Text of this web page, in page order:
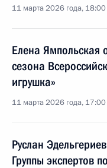
11 марта 2026 года, 18:00
Елена Ямпольская
сезона
игрушка»
11 марта 2026 года, 17:00
Руслан
Группы экспертов